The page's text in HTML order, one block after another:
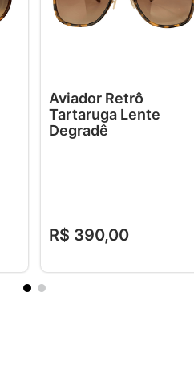
Aviador Retrô
Tartaruga Lente
Degradê
R$ 390,00